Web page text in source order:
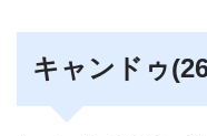
キャンドゥ